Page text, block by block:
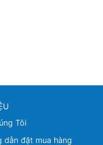
Tôi
dẫn đặt mua hàng